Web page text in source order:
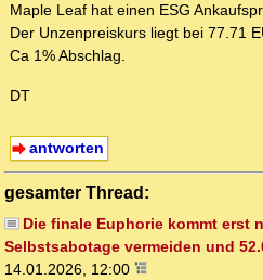
Maple Leaf hat einen ESG
Der Unzenpreiskurs liegt bei 77.71
Ca 1% Abschlag.
DT
antworten
gesamter Thread:
Die finale Euphorie kommt erst
Selbstsabotage vermeiden und
14.01.2026, 12:00